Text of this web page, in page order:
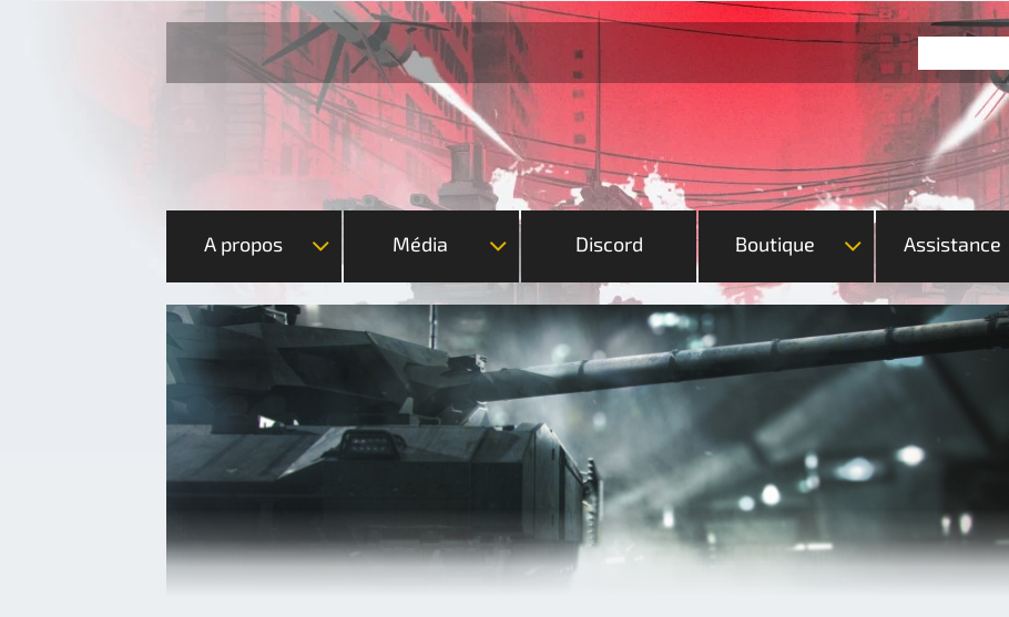
A propos Média Discord Boutique Assistance